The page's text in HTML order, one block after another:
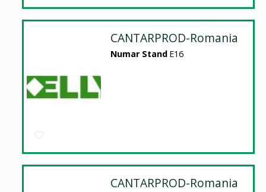
CANTARPROD-Romania
Numar Stand E16
CANTARPROD-Romania